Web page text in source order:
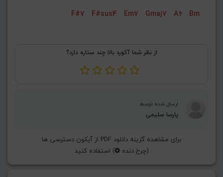
F#7 F#sus4 Em7 Gmaj7 A6 Bm
از نظر شما آکورد بالا چند ستاره دارد؟
ارسال شده توسط
پارسا سلیمی
برای مشاهده گزینه دانلود PDF از آیکون دسترسی ها
(چرخ دنده ) استفاده کنید